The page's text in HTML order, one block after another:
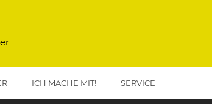
ICH MACHE MIT! SERVICE